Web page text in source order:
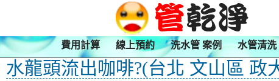
費用計算 線上預約 洗水管 案例 水管清洗
水龍頭流出咖啡?(台北 文山區 政